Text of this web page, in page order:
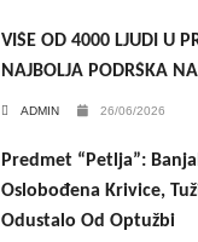
VIŠE OD 4000 LJUDI U
NAJBOLJA PODRŠKA
ADMIN 26/06/2026
Predmet “Petlja”:
Oslobođena Krivice,
Odustalo Od Optužbi